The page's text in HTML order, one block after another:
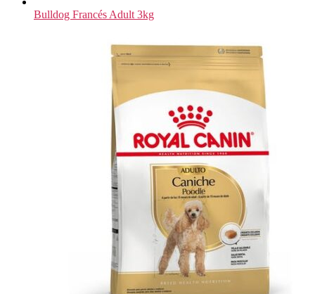
Bulldog Francés Adult 3kg